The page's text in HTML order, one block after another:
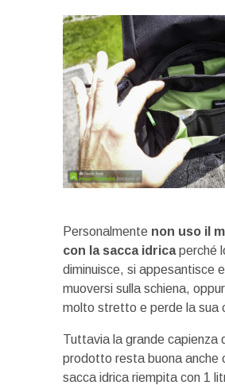
Personalmente non uso il
con la sacca idricaperché
diminuisce, si appesantisce
muoversi sulla schiena,
molto stretto e perde la sua
Tuttavia la grande capienza
prodotto resta buona anche
sacca idrica riempita con 1